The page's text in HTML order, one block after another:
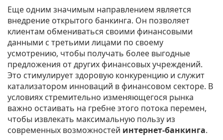
Еще одним значимым направлением является
внедрение открытого банкинга. Он позволяет
клиентам обмениваться своими финансовыми
данными с третьими лицами по своему
усмотрению, чтобы получать более выгодные
предложения от других финансовых учреждений.
Это стимулирует здоровую конкуренцию и служит
катализатором инноваций в финансовом секторе. В
условиях стремительно изменяющегося рынка
важно остаивать на гребне этого потока перемен,
чтобы извлекать максимальную пользу из
современных возможностей интернет-банкинга.